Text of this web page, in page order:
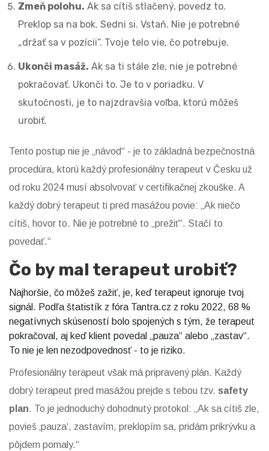
Zmeň polohu. Ak sa cítiš stlačený, povedz to.
Preklop sa na bok. Sedni si. Vstaň. Nie je potrebné
„držať sa v pozícii“. Tvoje telo vie, čo potrebuje.
Ukonči masáž. Ak sa ti stále zle, nie je potrebné
pokračovať. Ukonči to. Je to v poriadku. V
skutočnosti, je to najzdravšia voľba, ktorú môžeš
urobiť.
Tento postup nie je „návod“ - je to základná bezpečnostná
procedúra, ktorú každý profesionálny terapeut v Česku už
od roku 2024 musí absolvovať v certifikačnej zkouške. A
každý dobrý terapeut ti pred masážou povie: „Ak niečo
cítiš, hovor to. Nie je potrebné to „prežiť“. Stačí to
povedať.“
Čo by mal terapeut urobiť?
Najhoršie, čo môžeš zažiť, je, keď terapeut ignoruje tvoj
signál. Podľa štatistík z fóra Tantra.cz z roku 2022, 68 %
negatívnych skúseností bolo spojených s tým, že terapeut
pokračoval, aj keď klient povedal „pauza“ alebo „zastav“.
To nie je len nezodpovednosť - to je riziko.
Profesionálny terapeut však má pripravený plán. Každý
dobrý terapeut pred masážou prejde s tebou tzv. safety
plan. To je jednoduchý dohodnutý protokol: „Ak sa cítiš zle,
povieš ‚pauza‘, zastavím, preklopím sa, pridám prikrývku a
pôjdem pomaly.“